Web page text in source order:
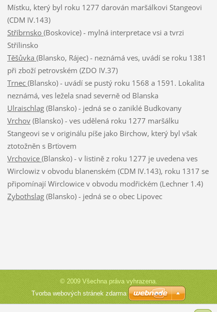
Místku, který byl roku 1277 darován maršálkovi Stangeovi
(CDM IV.143)
Stříbrnsko (Boskovice) - mylná interpretace vsi a tvrzi
Střílinsko
Těšůvka (Blansko, Rájec) - neznámá ves, uvádí se roku 1381
při zboží petrovském (ZDO IV.37)
Trnec (Blansko) - uvádí se pustý roku 1568 a 1591. Lokalita
neznámá, ves ležela snad severně od Blanska
Ulraischlag(Blansko) - jedná se o zaniklé Budkovany
Vrchov(Blansko) - ves udělená roku 1277 maršálku
Stangeovi se v originálu píše jako Birchow, který byl však
ztotožněn s Brťovem
Vrchovice (Blansko) - v listině z roku 1277 je uvedena ves
Wirclowiz v obvodu blanenském (CDM IV.143), roku 1317 se
připomínají Wirclowice v obvodu modřickém (Lechner 1.4)
Zybothslag(Blansko) - jedná se o obec Lipovec
© 2009 Všechna práva vyhrazena.
Tvorba webových stránek zdarma